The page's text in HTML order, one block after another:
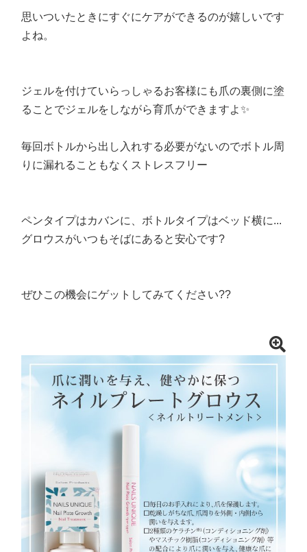
思いついたときにすぐにケアができるのが嬉しいです
よね。
ジェルを付けていらっしゃるお客様にも爪の裏側に塗
ることでジェルをしながら育爪ができますよ✨
毎回ボトルから出し入れする必要がないのでボトル周
りに漏れることもなくストレスフリー
ペンタイプはカバンに、ボトルタイプはベッド横に...
グロウスがいつもそばにあると安心です?
ぜひこの機会にゲットしてみてください??